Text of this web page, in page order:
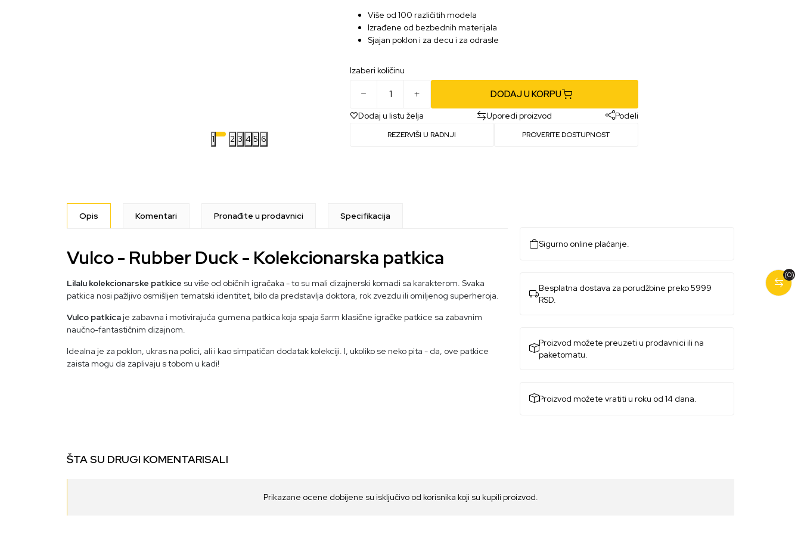
1 2 3 4 5 6
Više od 100 različitih modela
Izrađene od bezbednih materijala
Sjajan poklon i za decu i za odrasle
Izaberi količinu
DODAJ U KORPU
Dodaj u listu želja Uporedi proizvod Podeli
REZERVIŠI U RADNJI PROVERITE DOSTUPNOST
(0)
Opis Komentari Pronađite u prodavnici Specifikacija
Vulco - Rubber Duck - Kolekcionarska patkica
Lilalu kolekcionarske patkice su više od običnih igračaka - to su mali dizajnerski komadi sa karakterom. Svaka
patkica nosi pažljivo osmišljen tematski identitet, bilo da predstavlja doktora, rok zvezdu ili omiljenog superheroja.
Vulco patkicaje zabavna i motivirajuća gumena patkica koja spaja šarm klasične igračke patkice sa zabavnim
naučno-fantastičnim dizajnom.
Idealna je za poklon, ukras na polici, ali i kao simpatičan dodatak kolekciji. I, ukoliko se neko pita - da, ove patkice
zaista mogu da zaplivaju s tobom u kadi!
Sigurno online plaćanje.
Besplatna dostava za porudžbine preko 5999
RSD.
Proizvod možete preuzeti u prodavnici ili na
paketomatu.
Proizvod možete vratiti u roku od 14 dana.
ŠTA SU DRUGI KOMENTARISALI
Prikazane ocene dobijene su isključivo od korisnika koji su kupili proizvod.